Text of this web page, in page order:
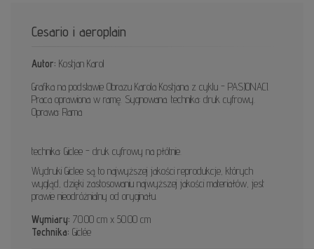
Cesario i aeroplain
Autor: Kostjan Karol
Grafika na podstawie Obrazu Karola Kostjana z cyklu - PASJONACI.
Praca oprawiona w ramę. Sygnowana. technika: druk cyfrowy.
Oprawa: Rama
technika: Giclee - druk cyfrowy na płótnie.
Wydruki Giclee są to najwyższej jakości reprodukcje, których
wygląd, dzięki zastosowaniu najwyższej jakości materiałów, jest
prawie nieodróżnialny od oryginału.
Wymiary: 70.00 cm x 50.00 cm
Technika: Giclée